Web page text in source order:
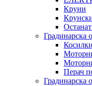
Круни
Градинарска
Косилки
Перач
Градинарска